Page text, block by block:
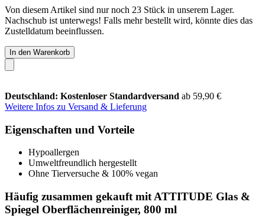
Von diesem Artikel sind nur noch 23 Stück in unserem Lager.
Nachschub ist unterwegs! Falls mehr bestellt wird, könnte dies das
Zustelldatum beeinflussen.
In den Warenkorb
Deutschland: Kostenloser Standardversand ab 59,90 €
Weitere Infos zu Versand & Lieferung
Eigenschaften und Vorteile
Hypoallergen
Umweltfreundlich hergestellt
Ohne Tierversuche & 100% vegan
Häufig zusammen gekauft mit ATTITUDE Glas &
Spiegel Oberflächenreiniger, 800 ml